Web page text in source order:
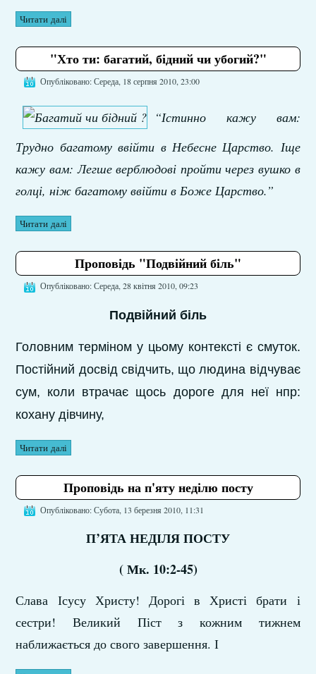
Читати далі
"Хто ти: багатий, бідний чи убогий?"
Опубліковано: Середа, 18 серпня 2010, 23:00
“Істинно кажу вам:
Трудно багатому ввійти в Небесне Царство. Іще
кажу вам: Легше верблюдові пройти через вушко в
голці, ніж багатому ввійти в Боже Царство.”
Читати далі
Проповідь "Подвійний біль"
Опубліковано: Середа, 28 квітня 2010, 09:23
Подвійний біль
Головним терміном у цьому контексті є смуток.
Постійний досвід свідчить, що людина відчуває
сум, коли втрачає щось дороге для неї нпр:
кохану дівчину,
Читати далі
Проповідь на п'яту неділю посту
Опубліковано: Субота, 13 березня 2010, 11:31
П’ЯТА НЕДІЛЯ ПОСТУ
( Мк. 10:2-45)
Слава Ісусу Христу! Дорогі в Христі брати і
сестри! Великий Піст з кожним тижнем
наближається до свого завершення. І